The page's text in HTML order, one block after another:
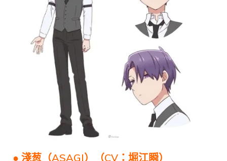
● 淺葱（ASAGI）（CV：堀江瞬）